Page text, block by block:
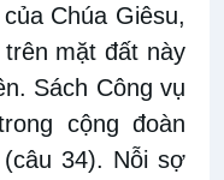
Chúa Giêsu,
mặt đất này
Sách Công vụ
cộng đoàn
34). Nỗi sợ